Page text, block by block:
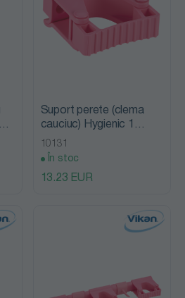
Suport perete (clema
cauciuc) Hygienic 1
produs 82 mm, Vikan,
roz
10131
În stoc
13.23 EUR